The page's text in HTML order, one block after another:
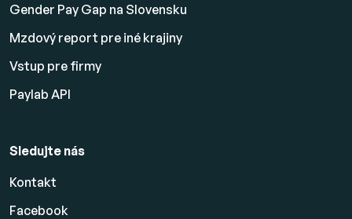
Gender Pay Gap na Slovensku
Mzdový report pre iné krajiny
Vstup pre firmy
Paylab API
Sledujte nás
Kontakt
Facebook